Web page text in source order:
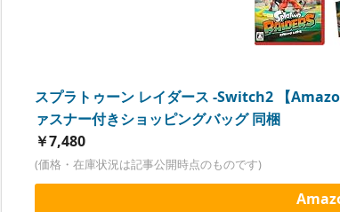
スプラトゥーン レイダース -Switch2 【
ァスナー付きショッピングバッグ 同梱
￥7,480
(価格・在庫状況は記事公開時点のものです)